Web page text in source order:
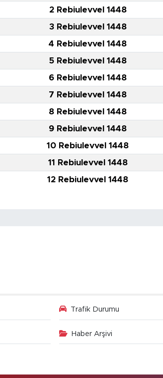
2 Rebiulevvel 1448
3 Rebiulevvel 1448
4 Rebiulevvel 1448
5 Rebiulevvel 1448
6 Rebiulevvel 1448
7 Rebiulevvel 1448
8 Rebiulevvel 1448
9 Rebiulevvel 1448
10 Rebiulevvel 1448
11 Rebiulevvel 1448
12 Rebiulevvel 1448
Trafik Durumu
Haber Arşivi